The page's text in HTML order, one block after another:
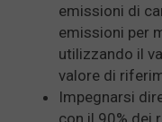
emissioni di
emissioni per
utilizzando il
valore di
Impegnarsi
con il 90% dei